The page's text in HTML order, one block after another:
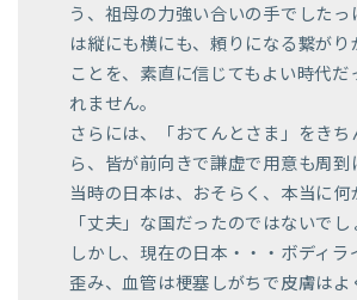
う、祖母の力強い合いの手でしたっ
は縦にも横にも、頼りになる繋がり
ことを、素直に信じてもよい時代だ
れません。
さらには、「おてんとさま」をきち
ら、皆が前向きで謙虚で用意も周到
当時の日本は、おそらく、本当に何
「丈夫」な国だったのではないでし
しかし、現在の日本・・・ボディラ
歪み、血管は梗塞しがちで皮膚はよ